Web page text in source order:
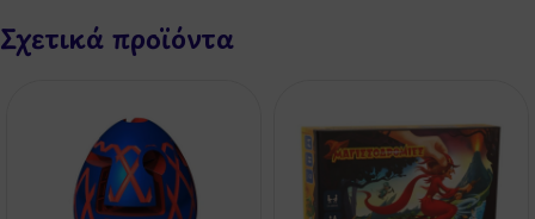
Σχετικά προϊόντα